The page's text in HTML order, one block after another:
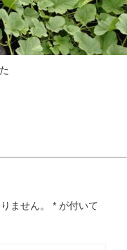
ません。 * が付いて